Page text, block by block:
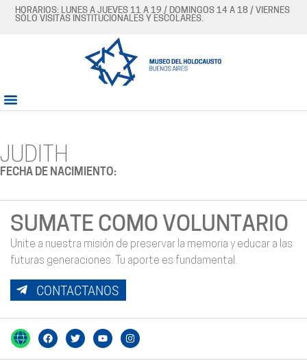
HORARIOS: LUNES A JUEVES 11 A 19 / DOMINGOS 14 A 18 / VIERNES
SÓLO VISITAS INSTITUCIONALES Y ESCOLARES.
JUDITH
FECHA DE NACIMIENTO:
SUMATE COMO VOLUNTARIO
Unite a nuestra misión de preservar la memoria y educar a las
futuras generaciones. Tu aporte es fundamental.
CONTACTANOS